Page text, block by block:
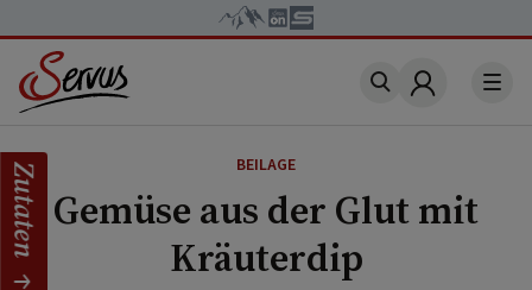
Account
BEILAGE
Gemüse aus der Glut mit
Kräuterdip
Zutaten